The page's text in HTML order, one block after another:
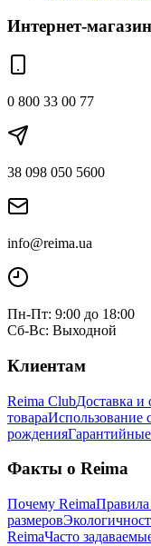
Интернет-магазин
0 800 33 00 77
38 098 050 5600
info@reima.ua
Пн-Пт: 9:00 до 18:00
Сб-Вс: Выходной
Клиентам
Reima ClubДоставка и
товараИспользование
рождения
Факты о Reima
Почему ReimaПравила
размеров
ReimaЧасто